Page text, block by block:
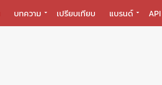
บทความ เปรียบเทียบ แบรนด์ API